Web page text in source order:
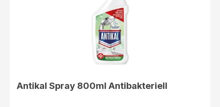
Antikal Spray 800ml Antibakteriell